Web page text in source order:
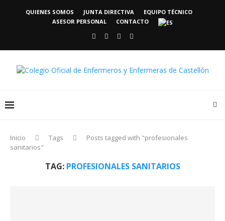
QUIENES SOMOS JUNTA DIRECTIVA
EQUIPO TÉCNICO
ASESOR PERSONAL
CONTACTO
Inicio Tags
Posts tagged with "profesionales
sanitarios"
TAG: PROFESIONALES SANITARIOS